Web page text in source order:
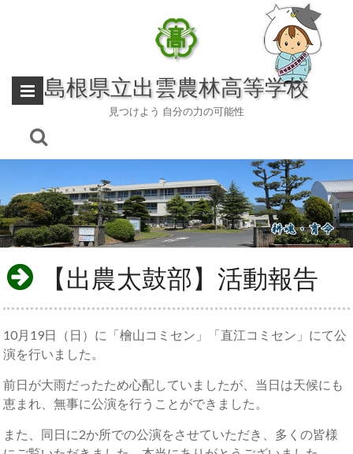
島根県立出雲農林高等学校
見つけよう 自分の力の可能性
【出農太鼓部】活動報告
10月19日（日）に「檜山コミセン」「直江コミセン」にて公
演を行いました。
前日が大雨だったため心配していましたが、当日は天候にも
恵まれ、無事に公演を行うことができました。
また、同日に2か所での公演をさせていただき、多くの皆様